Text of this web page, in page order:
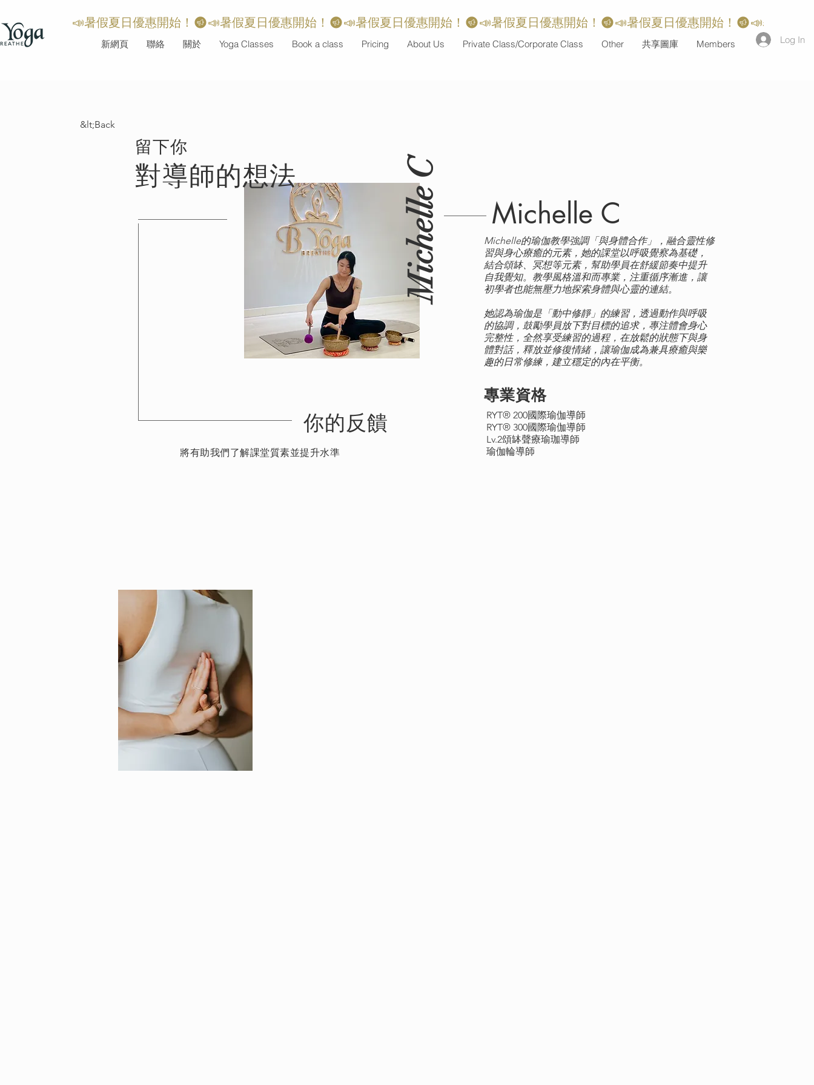
Log In
&lt;Back
​留下你
對導師的想法 Michelle C
​你的反饋
將有助我們了解課堂質素並提升水準
Michelle C
Michelle的瑜伽教學強調「與身體合作」，融合靈性修
習與身心療癒的元素，她的課堂以呼吸覺察為基礎，
結合頌缽、冥想等元素，幫助學員在舒緩節奏中提升
自我覺知。教學風格溫和而專業，注重循序漸進，讓
初學者也能無壓力地探索身體與心靈的連結。
她認為瑜伽是「動中修靜」的練習，透過動作與呼吸
的協調，鼓勵學員放下對目標的追求，專注體會身心
完整性，全然享受練習的過程，在放鬆的狀態下與身
體對話，釋放並修復情緒，讓瑜伽成為兼具療癒與樂
趣的日常修練，建立穩定的內在平衡。
專業資格
RYT® 200國際瑜伽導師
RYT® 300國際瑜伽導師
Lv.2頌缽聲療瑜珈導師
瑜伽輪導師
新網頁 聯絡 關於 Yoga Classes Book a class Pricing About Us Private Class/Corporate Class Other 共享圖庫 Members
📣暑假夏日優惠開始！